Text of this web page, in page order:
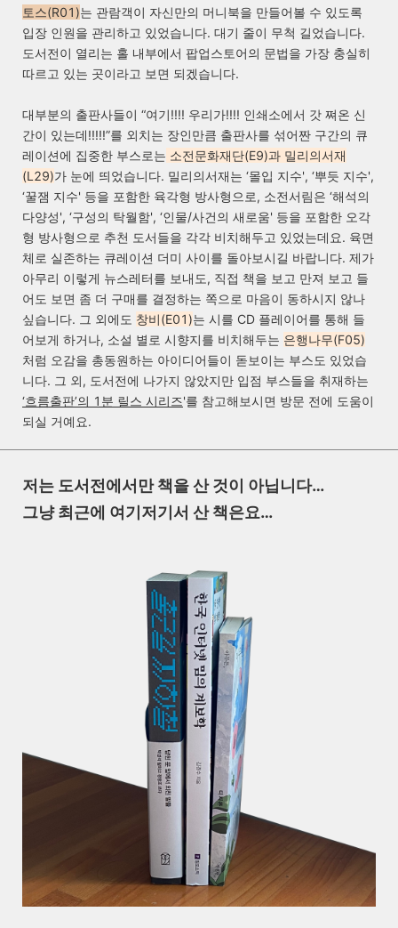
토스(R01)는 관람객이 자신만의 머니북을 만들어볼 수 있도록
입장 인원을 관리하고 있었습니다. 대기 줄이 무척 길었습니다.
도서전이 열리는 홀 내부에서 팝업스토어의 문법을 가장 충실히
따르고 있는 곳이라고 보면 되겠습니다.
대부분의 출판사들이 “여기!!!! 우리가!!!! 인쇄소에서 갓 쪄온 신
간이 있는데!!!!!”를 외치는 장인만큼 출판사를 섞어짠 구간의 큐
레이션에 집중한 부스로는 소전문화재단(E9)과 밀리의서재
(L29)가 눈에 띄었습니다. 밀리의서재는 ‘몰입 지수', ‘뿌듯 지수',
‘꿀잼 지수' 등을 포함한 육각형 방사형으로, 소전서림은 ‘해석의
다양성', ‘구성의 탁월함', ‘인물/사건의 새로움' 등을 포함한 오각
형 방사형으로 추천 도서들을 각각 비치해두고 있었는데요. 육면
체로 실존하는 큐레이션 더미 사이를 돌아보시길 바랍니다. 제가
아무리 이렇게 뉴스레터를 보내도, 직접 책을 보고 만져 보고 들
어도 보면 좀 더 구매를 결정하는 쪽으로 마음이 동하시지 않나
싶습니다. 그 외에도 창비(E01)는 시를 CD 플레이어를 통해 들
어보게 하거나, 소설 별로 시향지를 비치해두는 은행나무(F05)
처럼 오감을 총동원하는 아이디어들이 돋보이는 부스도 있었습
니다. 그 외, 도서전에 나가지 않았지만 입점 부스들을 취재하는
‘흐름출판’의 1분 릴스 시리즈'를 참고해보시면 방문 전에 도움이
되실 거예요.
저는 도서전에서만 책을 산 것이 아닙니다…
그냥 최근에 여기저기서 산 책은요…